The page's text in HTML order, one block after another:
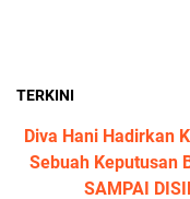
TERKINI
Diva Hani Hadirkan
Sebuah Keputusan
SAMPAI